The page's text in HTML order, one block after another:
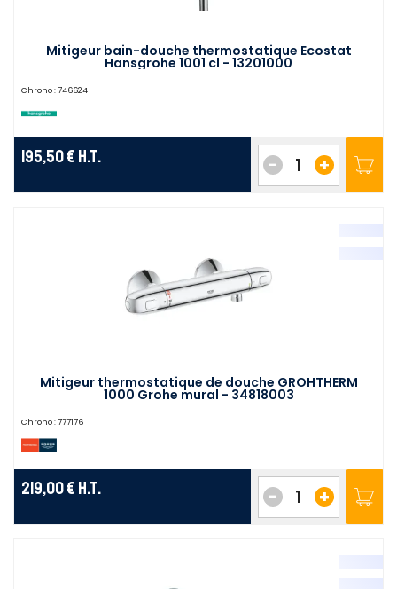
Mitigeur bain-douche thermostatique Ecostat
Hansgrohe 1001 cl - 13201000
Chrono : 746624
195,50 € H.T. +
-
Mitigeur thermostatique de douche GROHTHERM
1000 Grohe mural - 34818003
Chrono : 777176
219,00 € H.T. +
-